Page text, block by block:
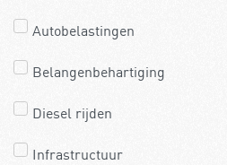
Autobelastingen
Belangenbehartiging
Diesel rijden
Infrastructuur